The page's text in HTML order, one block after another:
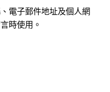
電子郵件地址及個人網
時使用。